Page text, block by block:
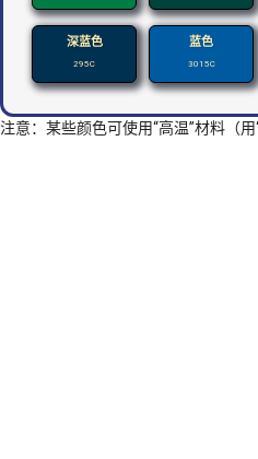
深蓝色
295C
蓝色
3015C
注意：某些颜色可使用“高温”材料（用